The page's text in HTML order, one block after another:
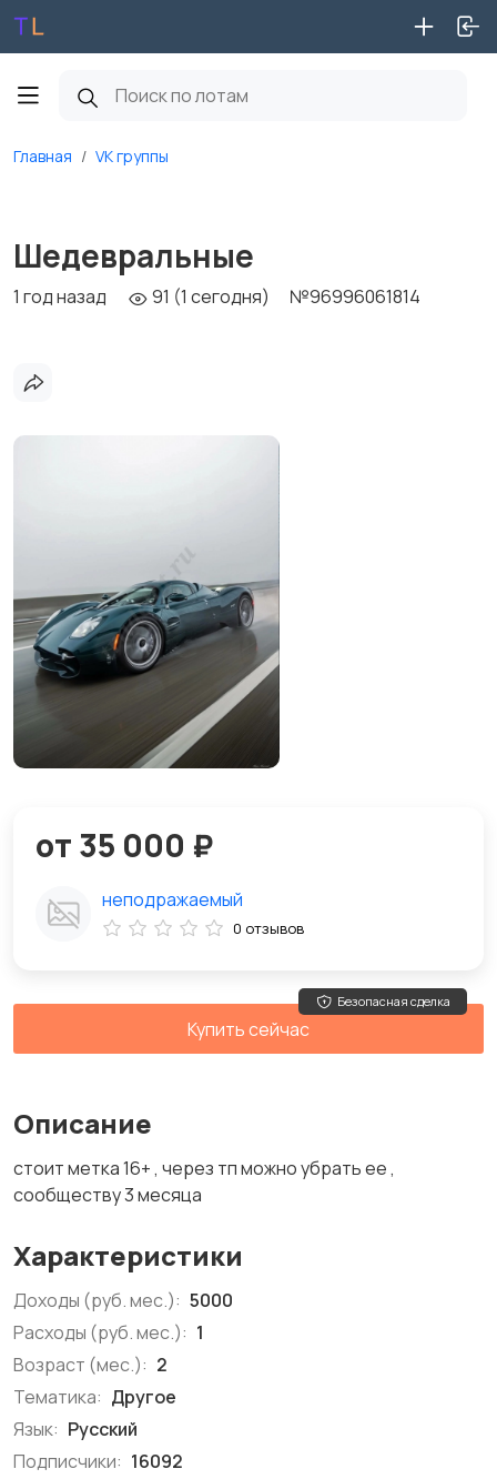
Главная VK группы
Шедевральные
1 год назад 91 (1 сегодня) №96996061814
Описание
стоит метка 16+ , через тп можно убрать ее ,
сообществу 3 месяца
Характеристики
Доходы (руб. мес.): 5000
Расходы (руб. мес.): 1
Возраст (мес.): 2
Тематика: Другое
Язык: Русский
Подписчики: 16092
от 35 000 ₽
неподражаемый
0 отзывов
Безопасная сделка
Купить сейчас